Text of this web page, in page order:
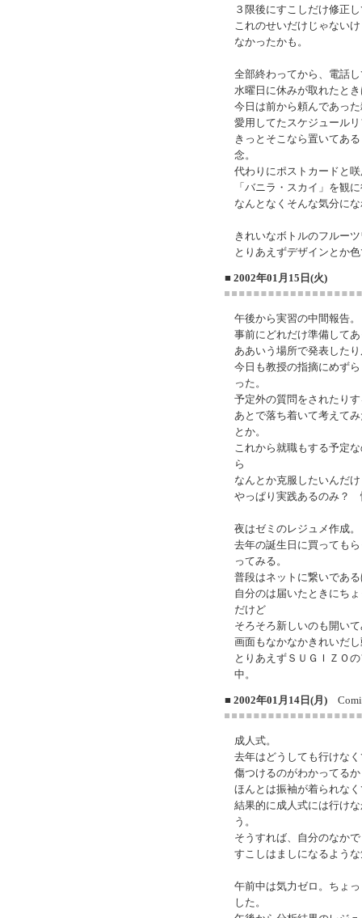
３限後にすこしだけ修正
これのせいだけじゃない
なかったかも。
全部終わってから、電話
水曜日に休みが取れたと
今日は前から頼んであっ
愛用してたスケジュール
きっとそこなら置いてあ
念。
代わりにポストカードと
「バニラ・スカイ」を観
なんとなくそんな気分に
きれいなボトルのフルー
とりあえずデザインとか
■ 2002年01月15日(火)
午後から実習の中間報告。
事前にどれだけ準備して
ああいう場所で発表した
今日も教授の指摘にめず
った。
予定外の質問をされたり
あとで落ち着いて考えて
とか。
これから就職もする予定
ら
なんとか克服したいんだ
やっぱり実践あるのみ？
夜はゼミのレジュメ作成。
去年の誕生日に買っても
ってみる。
普段はネットに繋いであ
自分のは届いたときにち
だけど
そろそろ新しいのも開い
画面もなかなかきれいだ
とりあえずＳＵＧＩＺＯ
中。
■ 2002年01月14日(月)
成人式。
去年はどうしても行けな
傷つけるのがわかってる
ほんとは振袖が着られな
結果的に成人式には行け
う。
そうすれば、自分のなか
すこしはましになるよう
午前中は気力ゼロ。ちょ
した。